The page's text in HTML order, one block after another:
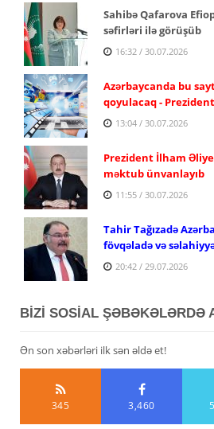
Sahibə Qafarova
səfirləri ilə görüşüb
16:32 / 30.07.2026
Azərbaycanda bu
qoyulacaq -
13:04 / 30.07.2026
Prezident İlham
məktub ünvanlayıb
11:55 / 30.07.2026
Tahir Tağızadə
fövqəladə və
20:42 / 29.07.2026
BİZİ SOSİAL ŞƏBƏKƏLƏRDƏ
Ən son xəbərləri ilk sən əldə et!
345 3,460